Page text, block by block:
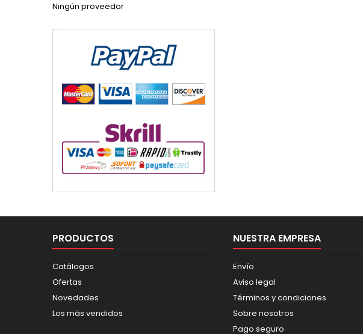
Ningún proveedor
PRODUCTOS
Catálogos
Ofertas
Novedades
Los más vendidos
NUESTRA EMPRESA
Envío
Aviso legal
Términos y condiciones
Sobre nosotros
Pago seguro